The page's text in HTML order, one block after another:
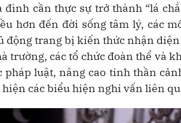
cần thực sự trở thành “lá
hơn đến đời sống tâm lý, các
động trang bị kiến thức nhận
trường, các tổ chức đoàn thể và
luật, nâng cao tinh thần
các biểu hiện nghi vấn liên